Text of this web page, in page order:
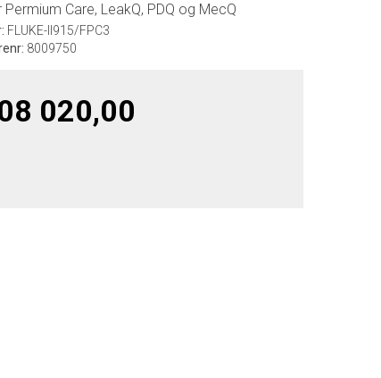
Care, LeakQ, PDQ og MecQ
FLUKE-II915/FPC3
8009750
020,00